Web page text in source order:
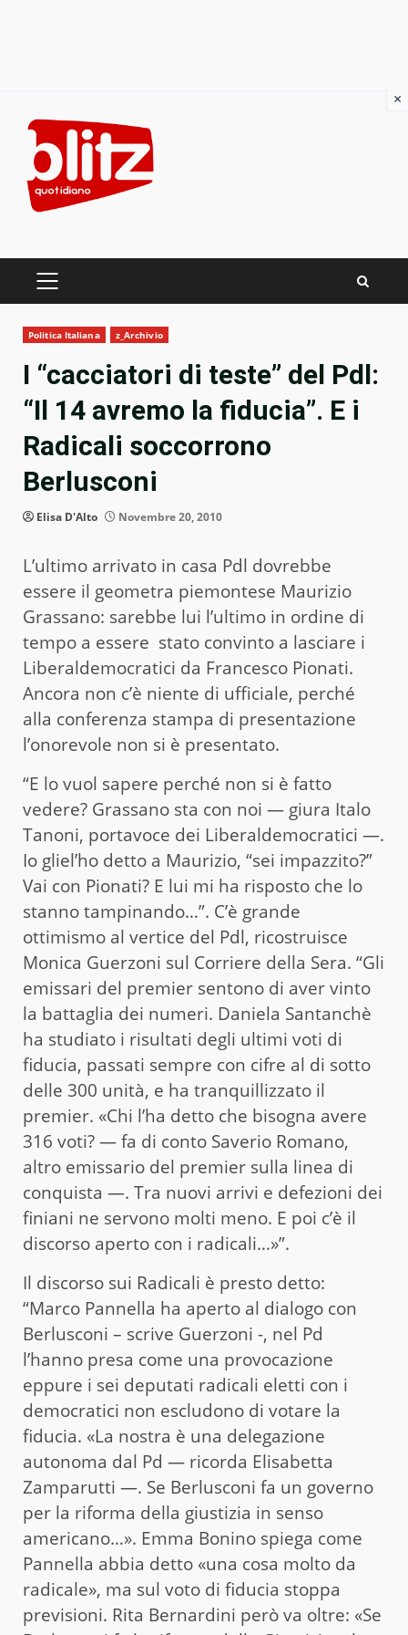
content
PRIMARY
Politica Italiana z_Archivio
I “cacciatori di teste” del Pdl:
“Il 14 avremo la fiducia”. E i
Radicali soccorrono
Berlusconi
Elisa D'Alto Novembre 20, 2010
L’ultimo arrivato in casa Pdl dovrebbe
essere il geometra piemontese Maurizio
Grassano: sarebbe lui l’ultimo in ordine di
tempo a essere stato convinto a lasciare i
Liberaldemocratici da Francesco Pionati.
Ancora non c’è niente di ufficiale, perché
alla conferenza stampa di presentazione
l’onorevole non si è presentato.
“E lo vuol sapere perché non si è fatto
vedere? Grassano sta con noi — giura Italo
Tanoni, portavoce dei Liberaldemocratici —.
Io gliel’ho detto a Maurizio, “sei impazzito?”
Vai con Pionati? E lui mi ha risposto che lo
stanno tampinando…”. C’è grande
ottimismo al vertice del Pdl, ricostruisce
Monica Guerzoni sul Corriere della Sera. “Gli
emissari del premier sentono di aver vinto
la battaglia dei numeri. Daniela Santanchè
ha studiato i risultati degli ultimi voti di
fiducia, passati sempre con cifre al di sotto
delle 300 unità, e ha tranquillizzato il
premier. «Chi l’ha detto che bisogna avere
316 voti? — fa di conto Saverio Romano,
altro emissario del premier sulla linea di
conquista —. Tra nuovi arrivi e defezioni dei
finiani ne servono molti meno. E poi c’è il
discorso aperto con i radicali…»”.
Il discorso sui Radicali è presto detto:
“Marco Pannella ha aperto al dialogo con
Berlusconi – scrive Guerzoni -, nel Pd
l’hanno presa come una provocazione
eppure i sei deputati radicali eletti con i
democratici non escludono di votare la
fiducia. «La nostra è una delegazione
autonoma dal Pd — ricorda Elisabetta
Zamparutti —. Se Berlusconi fa un governo
per la riforma della giustizia in senso
americano…». Emma Bonino spiega come
Pannella abbia detto «una cosa molto da
radicale», ma sul voto di fiducia stoppa
previsioni. Rita Bernardini però va oltre: «Se
×